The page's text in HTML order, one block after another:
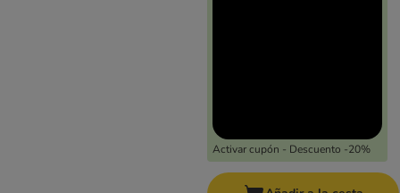
Activar cupón - Descuento -20%